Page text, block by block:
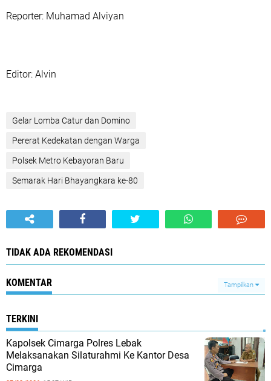
Reporter: Muhamad Alviyan
‎Editor: Alvin
Gelar Lomba Catur dan Domino
Pererat Kedekatan dengan Warga
Polsek Metro Kebayoran Baru
Semarak Hari Bhayangkara ke-80
TIDAK ADA REKOMENDASI
KOMENTAR Tampilkan
TERKINI
Kapolsek Cimarga Polres Lebak
Melaksanakan Silaturahmi Ke Kantor Desa
Cimarga